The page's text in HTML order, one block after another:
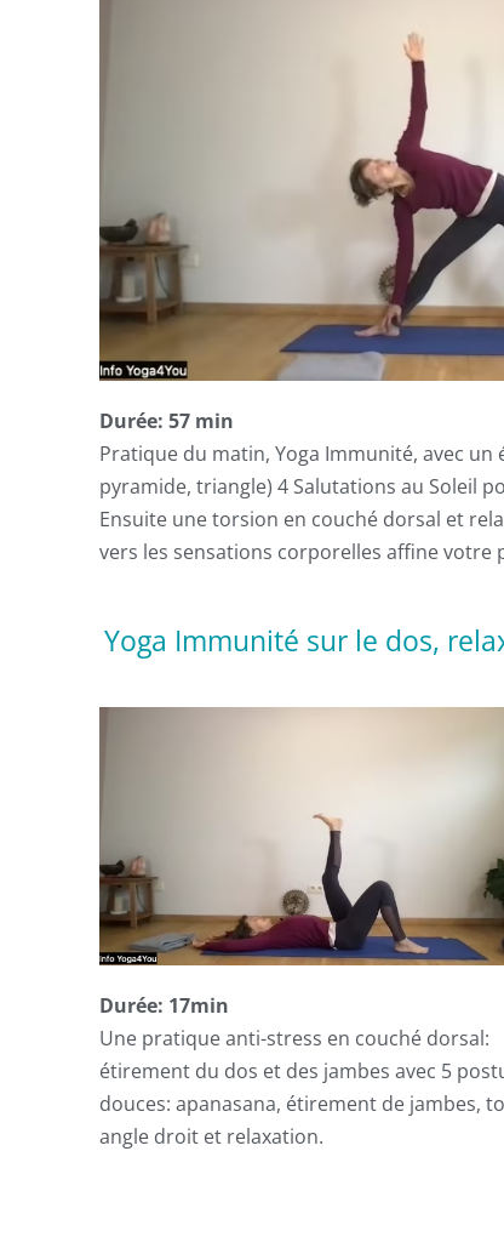
Durée: 57 min
Pratique du matin, Yoga Immunité, avec
pyramide, triangle) 4 Salutations au Soleil
Ensuite une torsion en couché dorsal et
vers les sensations corporelles affine votre
Yoga Immunité sur le dos,
Durée: 17min
Une pratique anti-stress en couché dorsal:
étirement du dos et des jambes avec 5
douces: apanasana, étirement de jambes,
angle droit et relaxation.